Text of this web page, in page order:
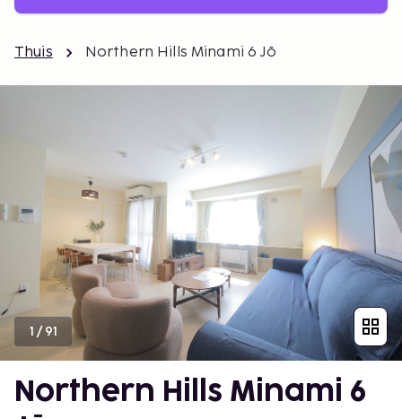
Thuis Northern Hills Minami 6 Jō
1 /91
Northern Hills Minami 6